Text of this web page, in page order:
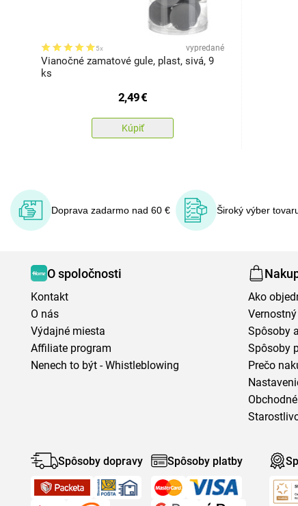
5x vypredané
Vianočné zamatové gule, plast, sivá, 9
ks
2,49€
Kúpiť
Doprava zadarmo nad 60 € Široký výber
O spoločnosti
Kontakt
O nás
Výdajné miesta
Affiliate program
Nenech to být - Whistleblowing
Ako
Spôsoby
Spôsoby
Prečo
Spôsoby dopravy Spôsoby platby